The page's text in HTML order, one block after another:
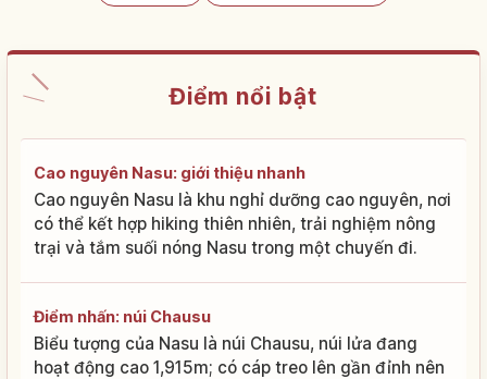
Điểm nổi bật
Cao nguyên Nasu: giới thiệu nhanh
Cao nguyên Nasu là khu nghỉ dưỡng cao nguyên, nơi
có thể kết hợp hiking thiên nhiên, trải nghiệm nông
trại và tắm suối nóng Nasu trong một chuyến đi.
Điểm nhấn: núi Chausu
Biểu tượng của Nasu là núi Chausu, núi lửa đang
hoạt động cao 1,915m; có cáp treo lên gần đỉnh nên